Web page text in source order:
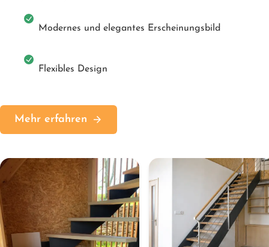
Modernes und elegantes Erscheinungsbild
Flexibles Design
Mehr erfahren